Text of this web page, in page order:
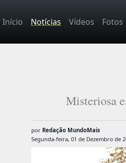
Início Notícias Vídeos Fotos
Misteriosa
por Redação MundoMais
Segunda-feira, 01 de Dezembro de